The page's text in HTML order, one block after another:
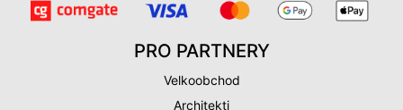
PRO PARTNERY
Velkoobchod
Architekti